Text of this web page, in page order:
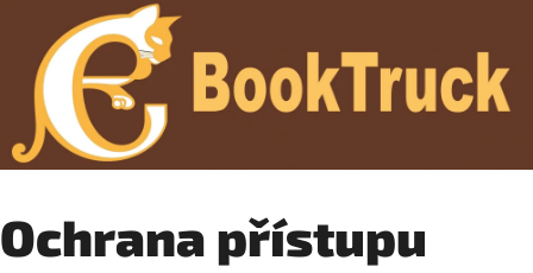
Ochrana přístupu